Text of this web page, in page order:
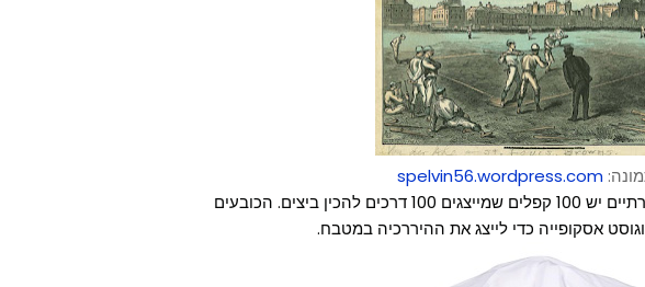
spelvin56.wordpress.com
בכובעי השף הגבוהים הלבנים המסורתיים יש 100 קפלים שמייצגים 100 דרכים להכין ביצים. הכובעים
אסקופייה כדי לייצג את ההיררכיה במטבח.